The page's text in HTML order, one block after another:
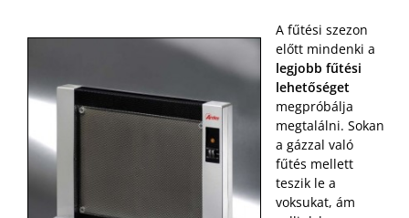
A fűtési szezon
előtt mindenki a
legjobb fűtési
lehetőséget
megpróbálja
megtalálni. Sokan
a gázzal való
fűtés mellett
teszik le a
voksukat, ám